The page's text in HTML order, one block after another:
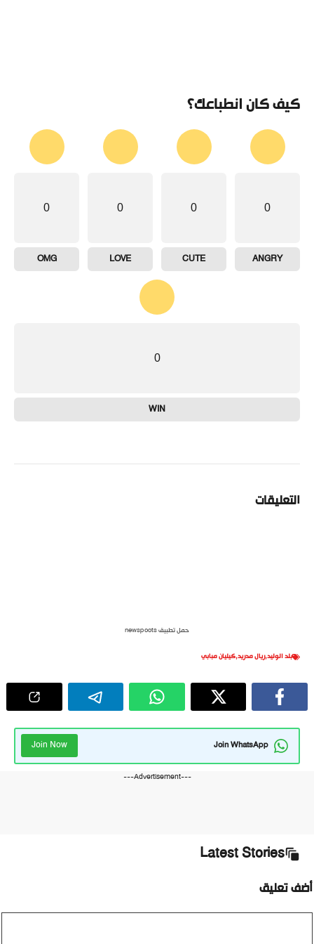
كيف كان انطباعك؟
0
ANGRY
0
CUTE
0
LOVE
0
OMG
0
WIN
التعليقات
حمل تطبيق newspoots
بلد الوليد,ريال مدريد,كيليان مبابي
Join WhatsApp
Join Now
---Advertisement---
Latest Stories
أضف تعليق